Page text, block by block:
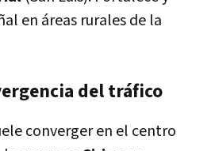
en áreas rurales de la
del tráfico
converger en el centro